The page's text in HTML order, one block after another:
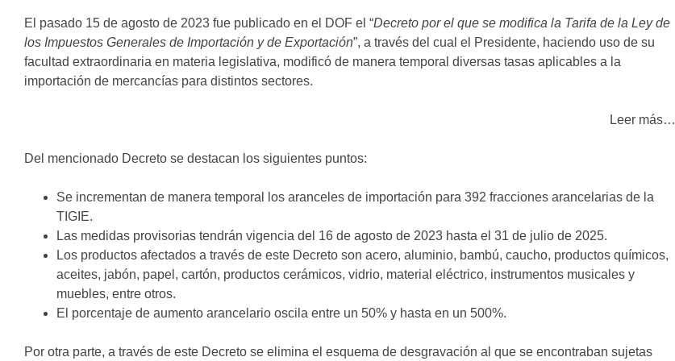
El pasado 15 de agosto de 2023 fue publicado en el DOF el “Decreto por el que se modifica la Tarifa de la Ley de
los Impuestos Generales de Importación y de Exportación”, a través del cual el Presidente, haciendo uso de su
facultad extraordinaria en materia legislativa, modificó de manera temporal diversas tasas aplicables a la
importación de mercancías para distintos sectores.
Leer más…
Del mencionado Decreto se destacan los siguientes puntos:
Se incrementan de manera temporal los aranceles de importación para 392 fracciones arancelarias de la
TIGIE.
Las medidas provisorias tendrán vigencia del 16 de agosto de 2023 hasta el 31 de julio de 2025.
Los productos afectados a través de este Decreto son acero, aluminio, bambú, caucho, productos químicos,
aceites, jabón, papel, cartón, productos cerámicos, vidrio, material eléctrico, instrumentos musicales y
muebles, entre otros.
El porcentaje de aumento arancelario oscila entre un 50% y hasta en un 500%.
Por otra parte, a través de este Decreto se elimina el esquema de desgravación al que se encontraban sujetas